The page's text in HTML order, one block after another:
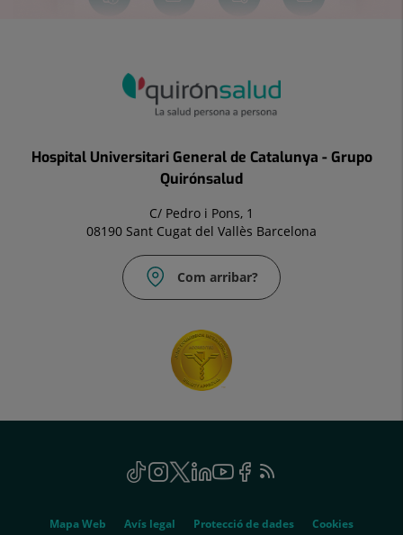
Hospital Universitari General de Catalunya - Grupo
Quirónsalud
C/ Pedro i Pons, 1
08190 Sant Cugat del Vallès Barcelona
Com arribar?
TikTok
Aquest
enllaç
en
Instagram
Aquest
enllaç
en
Twitter
Aquest
enllaç
en
Linkedin
Aquest
en
Youtube
Aquest
enllaç
en
Facebook
Aquest
enllaç
en
Feed
Aquest
en
Mapa Web Avís legal Protecció de dades Cookies